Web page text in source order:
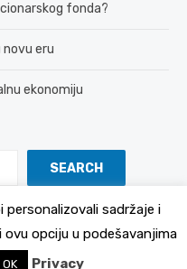
fonda?
novu eru
ekonomiju
SEARCH
Privatnosti
personalizovali sadržaje i
opciju u podešavanjima
OK Privacy